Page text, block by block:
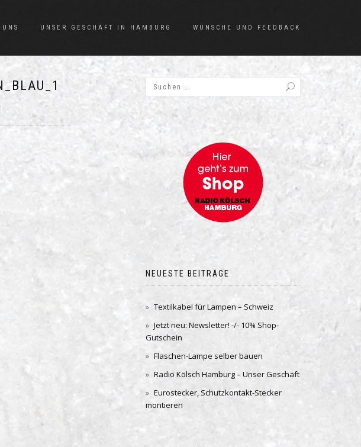
UNSER GESCHÄFT IN HAMBURG WÜNSCHE UND FEEDBACK
NEUESTE BEITRÄGE
Textilkabel für Lampen – Schweiz
Jetzt neu: Newsletter! -/- 10% Shop-
Gutschein
Flaschen-Lampe selber bauen
Radio Kölsch Hamburg – Unser Geschäft
Eurostecker, Schutzkontakt-Stecker
montieren